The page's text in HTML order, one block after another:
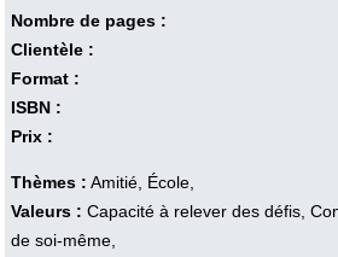
Nombre de pages :
Clientèle :
Format :
ISBN :
Prix :
Thèmes : Amitié, École,
Valeurs : Capacité à relever des défis,
de soi-même,